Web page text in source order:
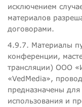
исключением
материалов
договорами.
4.9.7. Материалы
конференции,
трансляции) ООО
«VedMedia»,
предназначены для
использования и